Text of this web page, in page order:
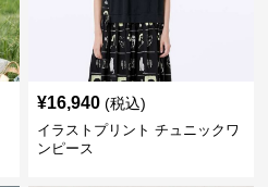
¥16,940 (税込)
イラストプリント チュニックワ
ンピース